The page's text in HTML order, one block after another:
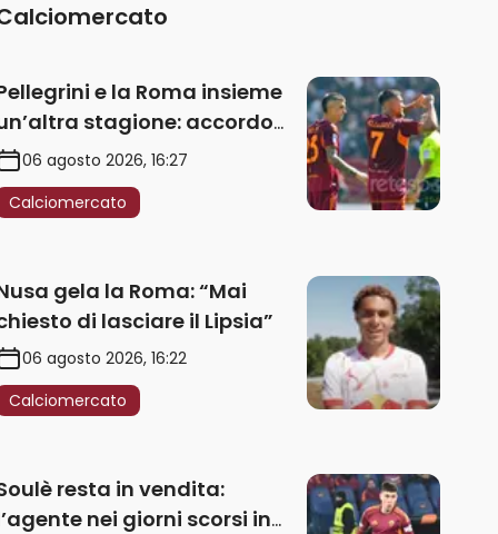
e la Roma insieme
stagione: accordo
rinnovo annuale
06 agosto 2026, 16:27
Calciomercato
gela la Roma: “Mai
di lasciare il Lipsia”
06 agosto 2026, 16:22
Calciomercato
resta in vendita:
nei giorni scorsi in